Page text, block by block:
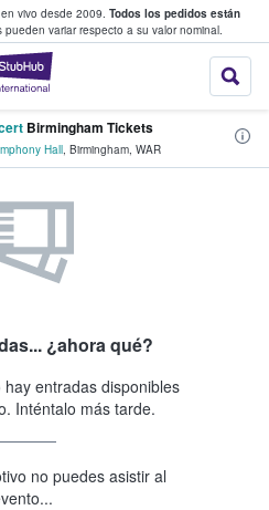
vivo desde 2009. Todos los pedidos están
pueden variar respecto a su valor nominal.
StubHub:
entre fans
Birmingham Tickets
Hall, Birmingham, WAR
¿ahora qué?
entradas disponibles
Inténtalo más tarde.
no puedes asistir al